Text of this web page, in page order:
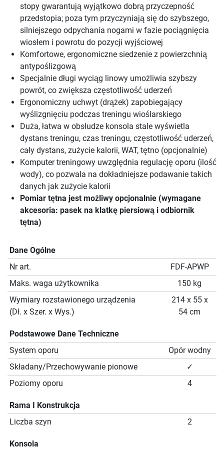
stopy gwarantują wyjątkowo dobrą przyczepność
przedstopia; poza tym przyczyniają się do szybszego,
silniejszego odpychania nogami w fazie pociągnięcia
wiosłem i powrotu do pozycji wyjściowej
Komfortowe, ergonomiczne siedzenie z powierzchnią
antypoślizgową
Specjalnie długi wyciąg linowy umożliwia szybszy
powrót, co zwiększa częstotliwość uderzeń
Ergonomiczny uchwyt (drążek) zapobiegający
wyślizgnięciu podczas treningu wioślarskiego
Duża, łatwa w obsłudze konsola stale wyświetla
dystans treningu, czas treningu, częstotliwość uderzeń,
cały dystans, zużycie kalorii, WAT, tętno (opcjonalnie)
Komputer treningowy uwzględnia regulację oporu (ilość
wody), co pozwala na dokładniejsze podawanie takich
danych jak zużycie kalorii
Pomiar tętna jest możliwy opcjonalnie (wymagane
akcesoria: pasek na klatkę piersiową i odbiornik
tętna)
Dane Ogólne
Nr art.
FDF-APWP
Maks. waga użytkownika
150 kg
Wymiary rozstawionego urządzenia
(Dł. x Szer. x Wys.)
214 x 55 x
54 cm
Podstawowe Dane Techniczne
System oporu
Opór wodny
Składany/Przechowywanie pionowe
✓
Poziomy oporu
4
Rama I Konstrukcja
Liczba szyn
2
Konsola